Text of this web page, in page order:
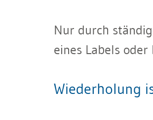
Nur durch
eines Labels
Wiederholung